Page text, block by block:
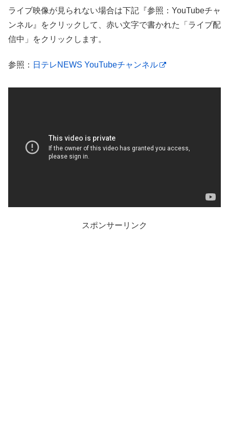
ライブ映像が見られない場合は下記『参照：YouTubeチャ
ンネル』をクリックして、赤い文字で書かれた「ライブ配
信中」をクリックします。
参照： 日テレNEWS YouTubeチャンネル
スポンサーリンク